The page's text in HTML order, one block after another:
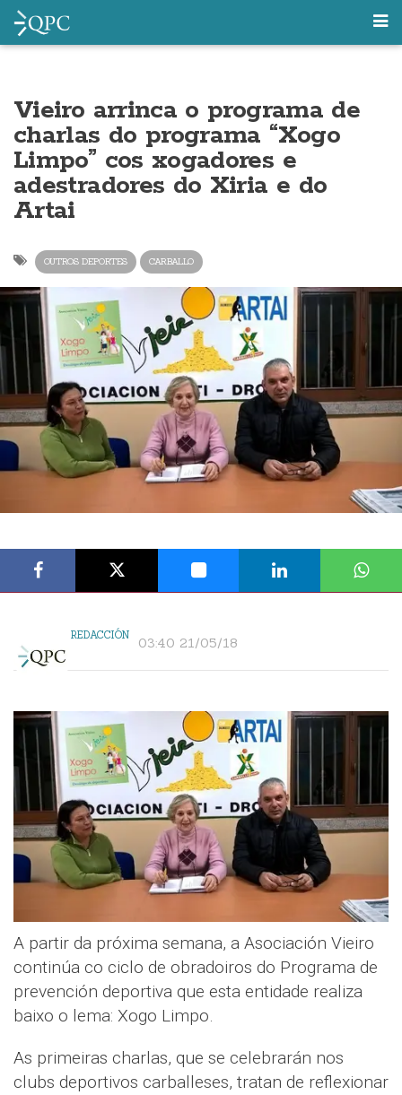
Vieiro arrinca o programa de
charlas do programa “Xogo
Limpo” cos xogadores e
adestradores do Xiria e do
Artai
OUTROS DEPORTES CARBALLO
REDACCIÓN 03:40 21/05/18
A partir da próxima semana, a Asociación Vieiro
continúa co ciclo de obradoiros do Programa de
prevención deportiva que esta entidade realiza
baixo o lema: Xogo Limpo.
As primeiras charlas, que se celebrarán nos
clubs deportivos carballeses, tratan de reflexionar